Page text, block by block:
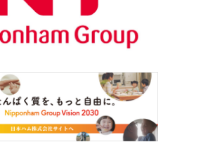
お問い合わせ
オンラインショップ